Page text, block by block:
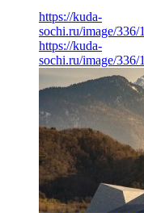
https://kuda-
sochi.ru/image/336/
https://kuda-
sochi.ru/image/336/